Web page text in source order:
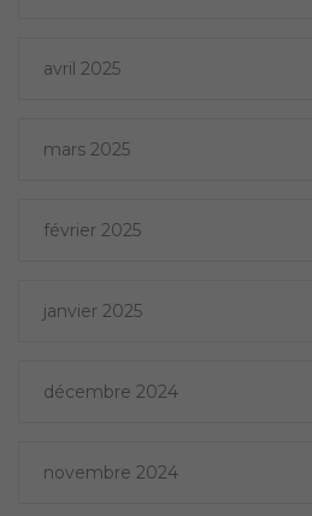
avril 2025
mars 2025
février 2025
janvier 2025
décembre 2024
novembre 2024